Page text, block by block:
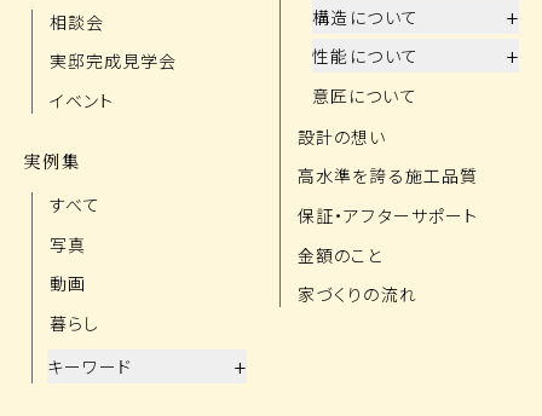
相談会
実邸完成見学会
イベント
実例集
すべて
写真
動画
暮らし
キーワード
+
構造について
+
性能について +
意匠について
設計の想い
高水準を誇る施工品質
保証・アフターサポート
金額のこと
家づくりの流れ